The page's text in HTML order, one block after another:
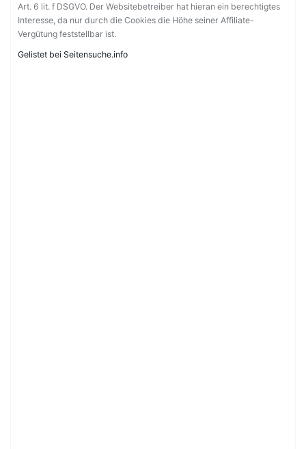
Art. 6 lit. f DSGVO. Der Websitebetreiber hat hieran ein berechtigtes
Interesse, da nur durch die Cookies die Höhe seiner Affiliate-
Vergütung feststellbar ist.
Gelistet bei Seitensuche.info